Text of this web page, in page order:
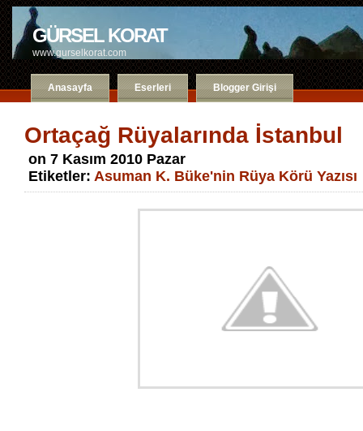
GÜRSEL KORAT
www.gurselkorat.com
Anasayfa Eserleri Blogger Girişi
Ortaçağ Rüyalarında İstanbul
on 7 Kasım 2010 Pazar
Etiketler: Asuman K. Büke'nin Rüya Körü Yazısı